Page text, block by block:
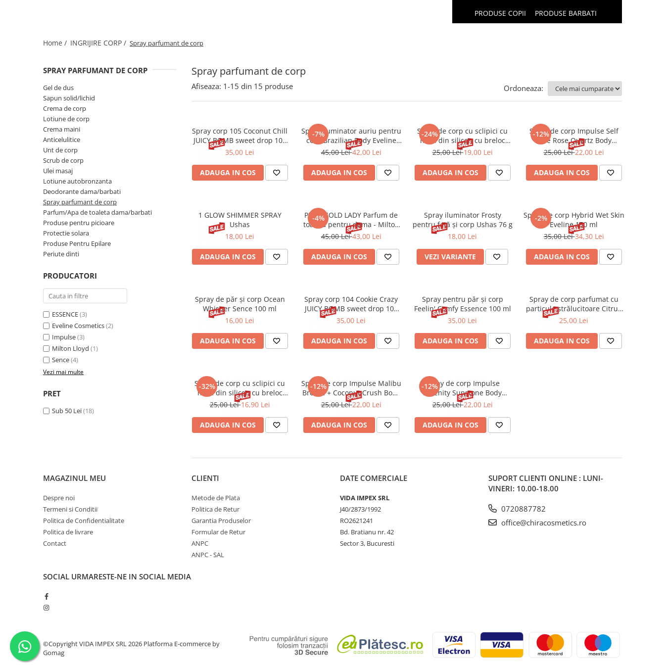
Mascara (rimel)
Adeziv gene false
Machiaj Buze
Lip gloss/luciu buze
Ruj solid/lichid
Creion contur
Masca buze
Balsam buze
Machiaj Sprancene
Creion sprancene
Fard sprancene
Gel fixare sprancene
Gel/tus sprancene
Mascara (rimel) sprancene
Ser sprancene
Sapun facial
Produse pentru picioare
Produse Pentru Epilare
Accesorii depilare
Periute dinti
PRODUSE COPII PRODUSE BARBATI
Home / INGRIJIRE CORP / Spray parfumant de corp
Spray parfumant de corp
SPRAY PARFUMANT DE CORP
Gel de dus
Sapun solid/lichid
Crema de corp
Lotiune de corp
Crema maini
Anticelulitice
Unt de corp
Scrub de corp
Ulei masaj
Lotiune autobronzanta
Deodorante dama/barbati
Spray parfumant de corp
Parfum/Apa de toaleta dama/barbati
Produse pentru picioare
Protectie solara
Produse Pentru Epilare
Periute dinti
PRODUCATORI
ESSENCE(3)
Eveline Cosmetics(2)
Impulse(3)
Milton Lloyd (1)
Sence(4)
Vezi mai multe
PRET
Sub 50 Lei(18)
Afiseaza: 1-15 din 15 produse Ordoneaza:
Spray corp 105 Coconut Chill
JUICY BOMB sweet drop 100
ml
35,00 Lei
ADAUGA IN COS
-7%
Spray Iluminator auriu pentru
corp Brazilian Body Eveline
150 ml
45,00 Lei42,00 Lei
ADAUGA IN COS
-24%
Spray de corp cu sclipici cu
husă din silicon cu breloc
Coconut Sence 35 ml
25,00 Lei19,00 Lei
ADAUGA IN COS
-12%
Spray de corp Impulse Self
Love Rose Quartz Body
Fragrance Mist 150 ml
25,00 Lei22,00 Lei
ADAUGA IN COS
1 GLOW SHIMMER SPRAY
Ushas
18,00 Lei
ADAUGA IN COS
-4%
PURE GOLD LADY Parfum de
toaleta pentru dama - Milton
Lloyd
45,00 Lei43,00 Lei
ADAUGA IN COS
Spray iluminator Frosty
pentru față și corp Ushas 76 g
18,00 Lei
VEZI VARIANTE
-2%
Spray de corp Hybrid Wet Skin
Eveline 150 ml
35,00 Lei34,30 Lei
ADAUGA IN COS
Spray de păr și corp Ocean
Whisper Sence 100 ml
16,00 Lei
ADAUGA IN COS
Spray corp 104 Cookie Crazy
JUICY BOMB sweet drop 100
ml
35,00 Lei
ADAUGA IN COS
Spray pentru păr și corp
Feelin' Comfy Essence 100 ml
35,00 Lei
ADAUGA IN COS
Spray de corp parfumat cu
particule strălucitoare Citrus
Flow Shimmering Sence 200
25,00 Lei
ADAUGA IN COS
-32%
Spray de corp cu sclipici cu
husă din silicon cu breloc
Lime Sence 35 ml
25,00 Lei16,90 Lei
ADAUGA IN COS
-12%
Spray de corp Impulse Malibu
Breeze + Coconut Crush Body
Mist 150 ml
25,00 Lei22,00 Lei
ADAUGA IN COS
-12%
Spray de corp Impulse
Serenity Sunstone Body
Fragrance Mist 150 ml
25,00 Lei22,00 Lei
ADAUGA IN COS
MAGAZINUL MEU
Despre noi
Termeni si Conditii
Politica de Confidentialitate
Politica de livrare
Contact
CLIENTI
Metode de Plata
Politica de Retur
Garantia Produselor
Formular de Retur
ANPC
ANPC - SAL
DATE COMERCIALE
VIDA IMPEX SRL
J40/2873/1992
RO2621241
Bd. Bratianu nr. 42
Sector 3, Bucuresti
SUPORT CLIENTI ONLINE : LUNI-
VINERI: 10.00-18.00
0720887782
office@chiracosmetics.ro
SOCIAL URMARESTE-NE IN SOCIAL MEDIA
©Copyright VIDA IMPEX SRL 2026 Platforma E-commerce by
Gomag